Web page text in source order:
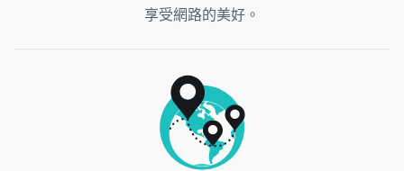
享受網路的美好。